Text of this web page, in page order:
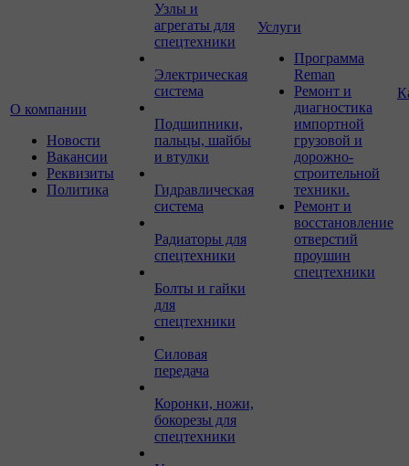
О компании
Новости
Вакансии
Реквизиты
Политика
Узлы и
агрегаты для
спецтехники
Электрическая
система
Подшипники,
пальцы, шайбы
и втулки
Гидравлическая
система
Радиаторы для
спецтехники
Болты и гайки
для
спецтехники
Силовая
передача
Коронки, ножи,
бокорезы для
спецтехники
Услуги
Программа
Reman
Ремонт и
диагностика
импортной
грузовой и
дорожно-
строительной
техники.
Ремонт и
восстановление
отверстий
проушин
спецтехники